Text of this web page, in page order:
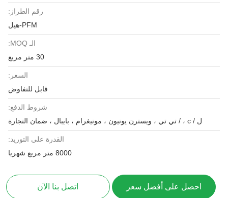
رقم الطراز:
PFM-هيل
الـ MOQ:
30 متر مربع
السعر:
قابل للتفاوض
شروط الدفع:
ل / c ، / تي تي ، ويسترن يونيون ، مونيغرام ، بايبال ، ضمان التجارة
القدرة على التوريد:
8000 متر مربع شهريا
احصل على أفضل سعر اتصل بنا الآن